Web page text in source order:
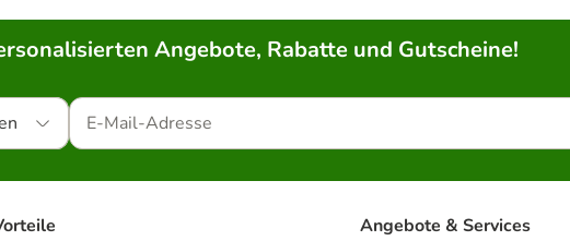
Angebote, Rabatte und Gutscheine!
Angebote & Services